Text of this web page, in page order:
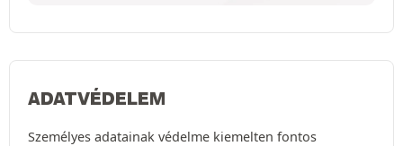
ADATVÉDELEM
Személyes adatainak védelme kiemelten fontos